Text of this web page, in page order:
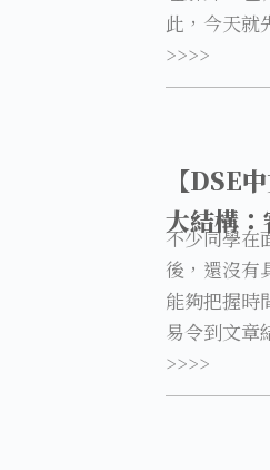
此，今天就
>>>>
【DSE
大結構
不少同學在
後，還沒有
能夠把握時
易令到文章
>>>>